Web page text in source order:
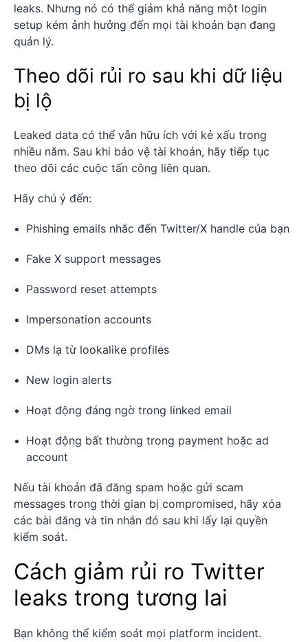
leaks. Nhưng nó có thể giảm khả năng một login
setup kém ảnh hưởng đến mọi tài khoản bạn đang
quản lý.
Theo dõi rủi ro sau khi dữ liệu
bị lộ
Leaked data có thể vẫn hữu ích với kẻ xấu trong
nhiều năm. Sau khi bảo vệ tài khoản, hãy tiếp tục
theo dõi các cuộc tấn công liên quan.
Hãy chú ý đến:
Phishing emails nhắc đến Twitter/X handle của bạn
Fake X support messages
Password reset attempts
Impersonation accounts
DMs lạ từ lookalike profiles
New login alerts
Hoạt động đáng ngờ trong linked email
Hoạt động bất thường trong payment hoặc ad
account
Nếu tài khoản đã đăng spam hoặc gửi scam
messages trong thời gian bị compromised, hãy xóa
các bài đăng và tin nhắn đó sau khi lấy lại quyền
kiểm soát.
Cách giảm rủi ro Twitter
leaks trong tương lai
Bạn không thể kiểm soát mọi platform incident.